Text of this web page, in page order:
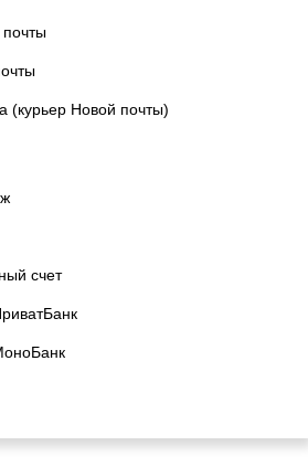
(курьер Новой почты)
счет